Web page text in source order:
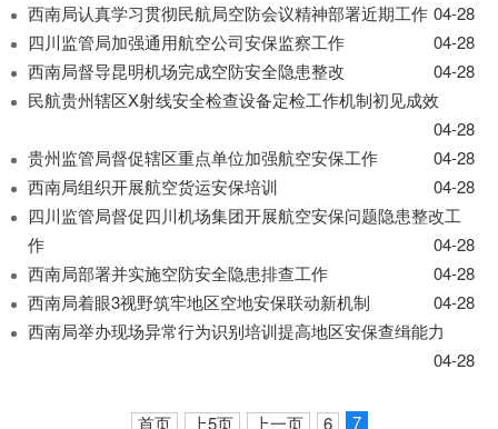
西南局认真学习贯彻民航局空防会议精神部署近期工作 04-28
四川监管局加强通用航空公司安保监察工作
04-28
西南局督导昆明机场完成空防安全隐患整改
04-28
民航贵州辖区X射线安全检查设备定检工作机制初见成效
04-28
贵州监管局督促辖区重点单位加强航空安保工作
04-28
西南局组织开展航空货运安保培训
04-28
四川监管局督促四川机场集团开展航空安保问题隐患整改工
作
04-28
西南局部署并实施空防安全隐患排查工作
04-28
西南局着眼3视野筑牢地区空地安保联动新机制
04-28
西南局举办现场异常行为识别培训提高地区安保查缉能力
04-28
首页 上5页 上一页 6 7